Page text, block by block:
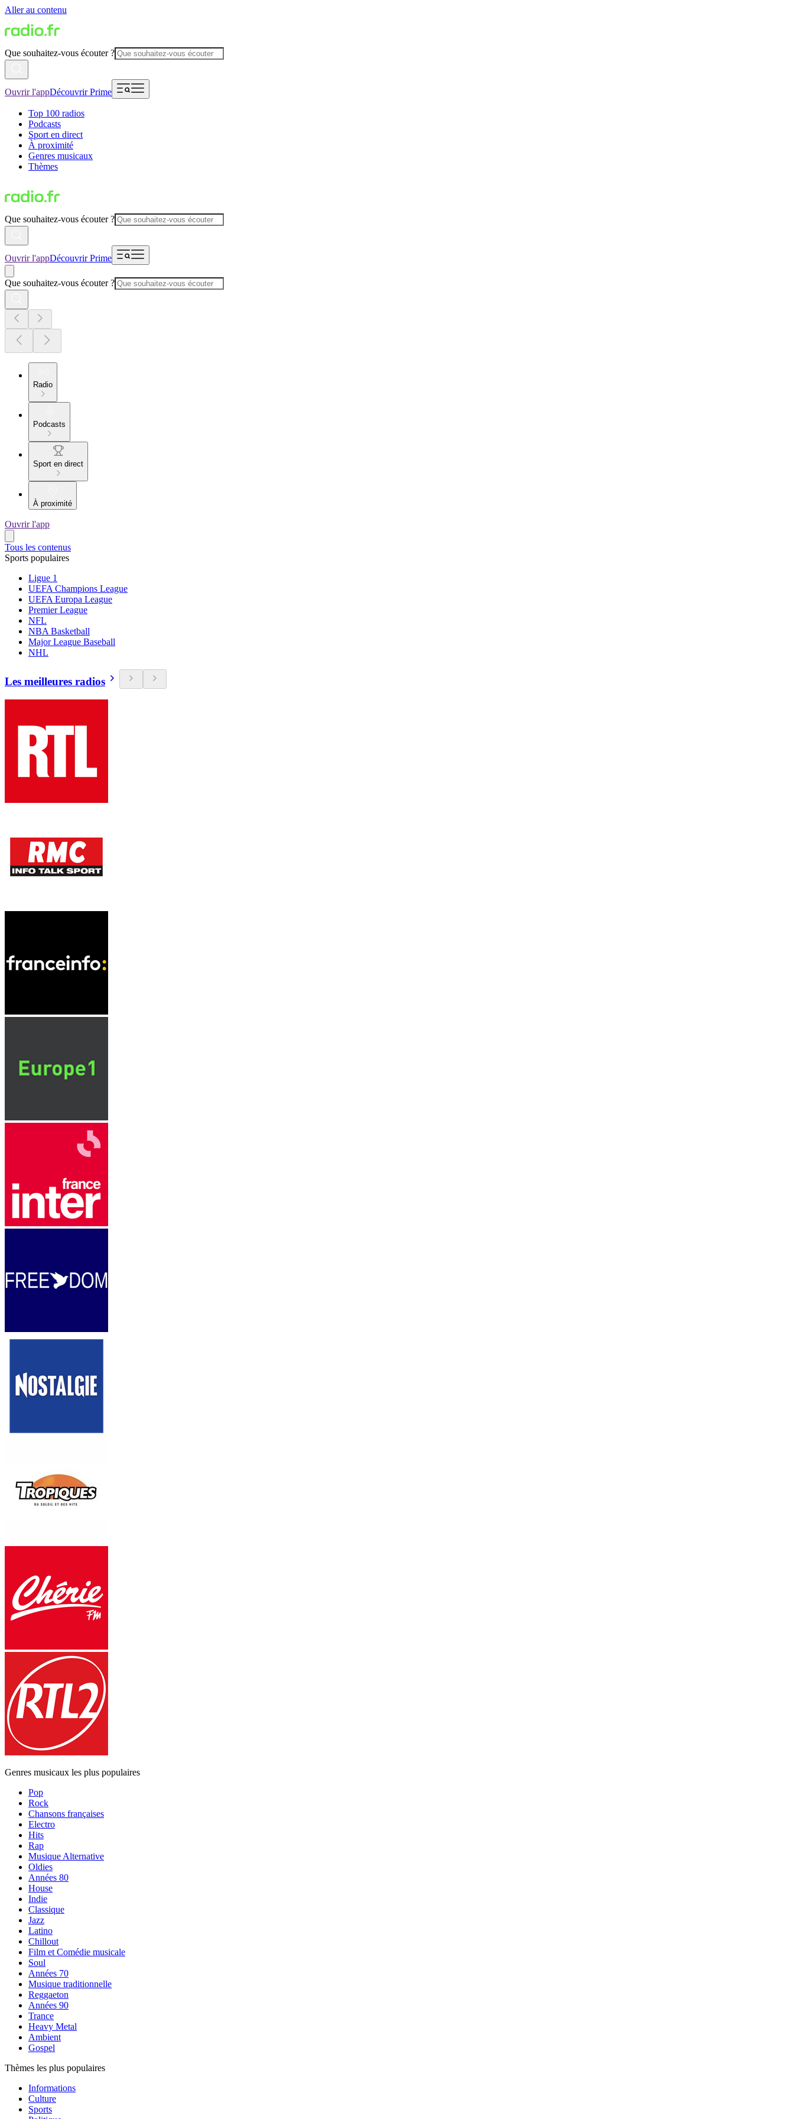
Aller au contenu
Que souhaitez-vous écouter ?
Ouvrir l'appDécouvrir Prime
Top 100 radios
Podcasts
Sport en direct
À proximité
Genres musicaux
Thèmes
Que souhaitez-vous écouter ?
Ouvrir l'appDécouvrir Prime
Que souhaitez-vous écouter ?
Radio
Podcasts
Sport en direct
À proximité
Ouvrir l'app
Tous les contenus
Sports populaires
Ligue 1
UEFA Champions League
UEFA Europa League
Premier League
NFL
NBA Basketball
Major League Baseball
NHL
Les meilleures radios
Genres musicaux les plus populaires
Pop
Rock
Chansons françaises
Electro
Hits
Rap
Musique Alternative
Oldies
Années 80
House
Indie
Classique
Jazz
Latino
Chillout
Film et Comédie musicale
Soul
Années 70
Musique traditionnelle
Reggaeton
Années 90
Trance
Heavy Metal
Ambient
Gospel
Thèmes les plus populaires
Informations
Culture
Sports